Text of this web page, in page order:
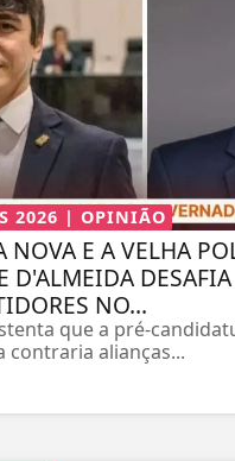
2026 | OPINIÃO
NOVA E A VELHA
D'ALMEIDA
NO...
que a pré-
contraria alianças...